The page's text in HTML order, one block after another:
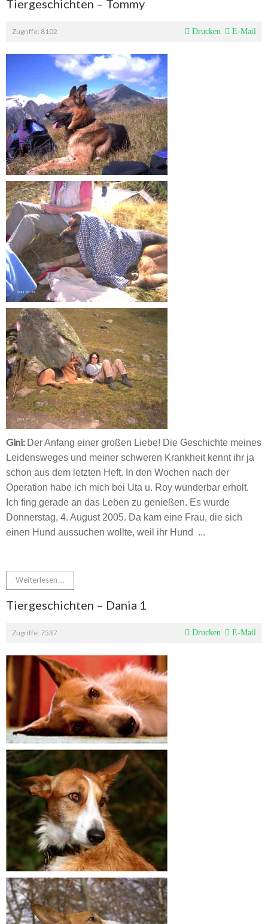
Tiergeschichten – Tommy
Zugriffe: 8102 Drucken E-Mail
Gini: Der Anfang einer großen Liebe! Die Geschichte meines
Leidensweges und meiner schweren Krankheit kennt ihr ja
schon aus dem letzten Heft. In den Wochen nach der
Operation habe ich mich bei Uta u. Roy wunderbar erholt.
Ich fing gerade an das Leben zu genießen. Es wurde
Donnerstag, 4. August 2005. Da kam eine Frau, die sich
einen Hund aussuchen wollte, weil ihr Hund ...
Weiterlesen ...
Tiergeschichten – Dania 1
Zugriffe: 7537 Drucken E-Mail